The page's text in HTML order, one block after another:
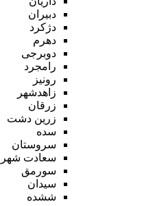
دبیران
دژکرد
دهرم
دوبرجی
رامجرد
رونیز
زاهدشهر
زرقان
زرین دشت
سده
سروستان
سعادت شهر
سورمق
سیدان
ششده